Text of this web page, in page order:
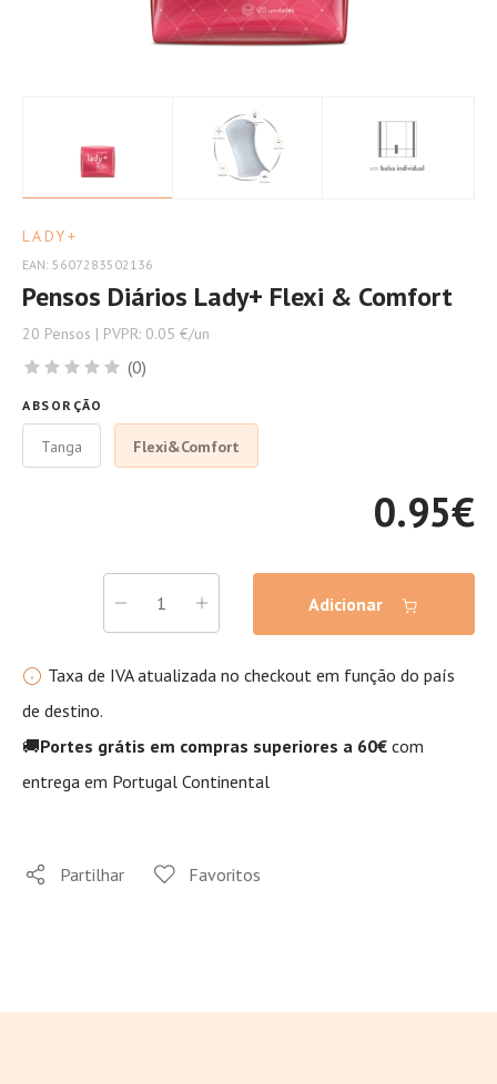
LADY+
EAN: 5607283502136
Pensos Diários Lady+ Flexi & Comfort
20 Pensos | PVPR: 0.05 €/un
(0)
ABSORÇÃO
Tanga Flexi&Comfort
0.95€
Adicionar
Taxa de IVA atualizada no checkout em função do país
de destino.
🚚Portes grátis em compras superiores a 60€ com
entrega em Portugal Continental
Partilhar Favoritos